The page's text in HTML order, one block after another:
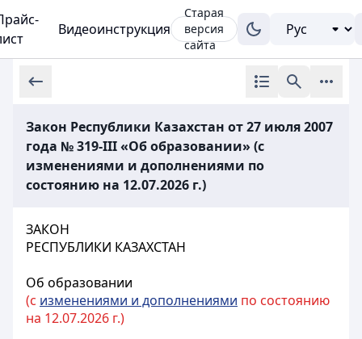
Видеоинструкция
Старая
версия
сайта
Закон Республики Казахстан от 27 июля 2007
года № 319-III «Об образовании» (с
изменениями и дополнениями по
состоянию на 12.07.2026 г.)
ЗАКОН
РЕСПУБЛИКИ КАЗАХСТАН
Об образовании
(с изменениями и дополнениями по состоянию
на 12.07.2026 г.)